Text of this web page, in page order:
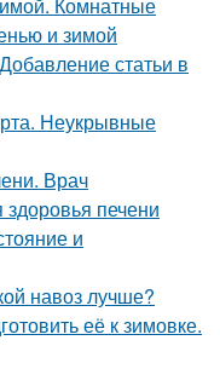
и зимой
статьи в
Неукрывные
Врач
здоровья печени
и
навоз лучше?
её к зимовке.